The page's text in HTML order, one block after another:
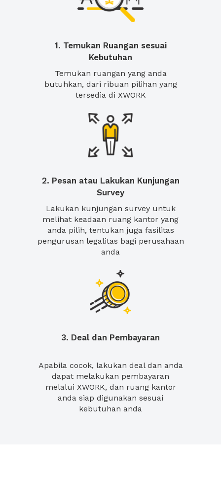
1. Temukan Ruangan sesuai
Kebutuhan
Temukan ruangan yang anda
butuhkan, dari ribuan pilihan yang
tersedia di XWORK
2. Pesan atau Lakukan Kunjungan
Survey
Lakukan kunjungan survey untuk
melihat keadaan ruang kantor yang
anda pilih, tentukan juga fasilitas
pengurusan legalitas bagi perusahaan
anda
3. Deal dan Pembayaran
Apabila cocok, lakukan deal dan anda
dapat melakukan pembayaran
melalui XWORK, dan ruang kantor
anda siap digunakan sesuai
kebutuhan anda